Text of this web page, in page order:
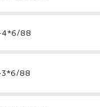
4*6/88
88